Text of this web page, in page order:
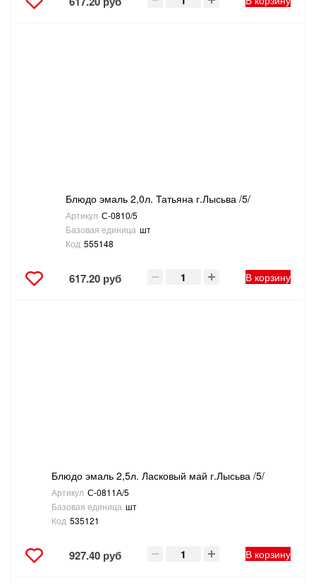
Блюдо эмаль 2,0л. Татьяна г.Лысьва /5/
Артикул С-0810/5
Базовая единица шт
Код 555148
617.20 руб В корзину
Блюдо эмаль 2,5л. Ласковый май г.Лысьва /5/
Артикул С-0811А/5
Базовая единица шт
Код 535121
927.40 руб В корзину